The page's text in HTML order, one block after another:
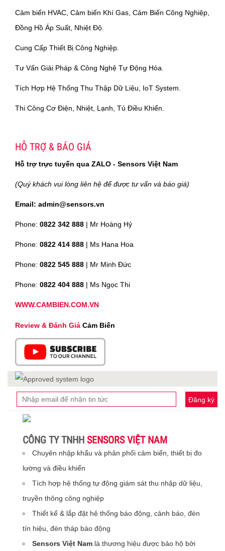
Cảm biến HVAC, Cảm biến Khí Gas, Cảm Biến Công Nghiệp,
Đồng Hồ Áp Suất, Nhiệt Độ.
Cung Cấp Thiết Bị Công Nghiệp.
Tư Vấn Giải Pháp & Công Nghệ Tự Động Hóa.
Tích Hợp Hệ Thống Thu Thập Dữ Liệu, IoT System.
Thi Công Cơ Điện, Nhiệt, Lạnh, Tủ Điều Khiển.
HỖ TRỢ & BÁO GIÁ
Hỗ trợ trực tuyến qua ZALO - Sensors Việt Nam
(Quý khách vui lòng liên hệ để được tư vấn và báo giá)
Email: admin@sensors.vn
Phone: 0822 342 888 | Mr Hoàng Hỷ
Phone: 0822 414 888 | Ms Hana Hoa
Phone: 0822 545 888 | Mr Minh Đức
Phone: 0822 404 888 | Ms Ngọc Thi
WWW.CAMBIEN.COM.VN
Review & Đánh Giá Cảm Biến
Đăng ký
CÔNG TY TNHH SENSORS VIỆT NAM
Chuyên nhập khẩu và phân phối cảm biến, thiết bị đo
lường và điều khiển
Tích hợp hệ thống tự động giám sát thu nhập dữ liệu,
truyền thông công nghiệp
Thiết kế & lắp đặt hệ thống báo động, cảnh báo, đèn
tín hiệu, đèn tháp báo động
Sensors Việt Nam là thương hiệu được bảo hộ bởi